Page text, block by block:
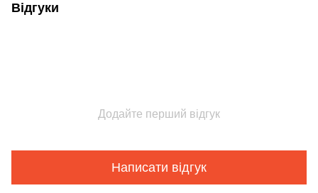
Відгуки
Додайте перший відгук
Написати відгук